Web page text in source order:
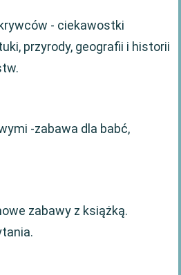
- ciekawostki
przyrody, geografii i historii
-zabawa dla babć,
zabawy z książką.